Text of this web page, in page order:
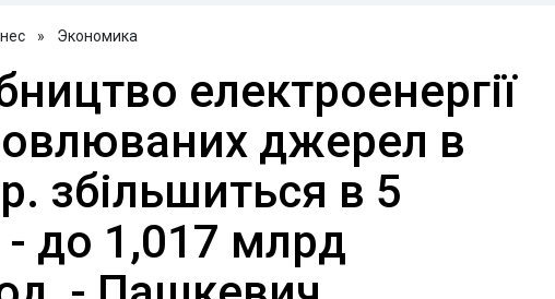
» Экономика
електроенергії
джерел в
збільшиться в 5
- до 1,017 млрд